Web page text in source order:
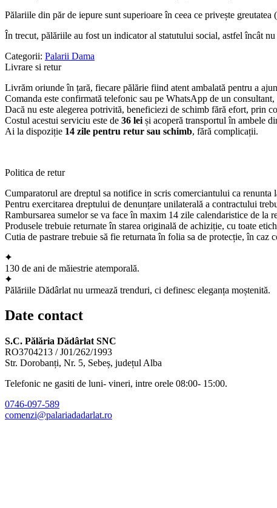
Pălariile din păr de iepure sunt superioare în ceea ce privește
În trecut, pălăriile au fost un indicator al statutului social, astfel încât
Categorii: Palarii Dama
Livrare si retur
Livrăm oriunde în țară, fiecare pălărie fiind atent ambalată pentru a
Comanda este confirmată telefonic sau pe WhatsApp de un
Dacă nu este alegerea potrivită, beneficiezi de schimb fără efort, prin
Costul acestui serviciu este de 36 lei și acoperă transportul în ambele
Ai la dispoziție 14 zile pentru retur sau schimb, fără complicații.
Politica de retur
Cumparatorul are dreptul sa notifice in scris comerciantului ca
Pentru exercitarea dreptului de denunțare unilaterală a contractului
Rambursarea sumelor se va face în maxim 14 zile calendaristice de
Produsele trebuie returnate în starea originală de achiziție, cu toate
Cutia de pastrare trebuie să fie returnata în folia sa de protecție, în caz
130 de ani de măiestrie atemporală.
Pălăriile Dădârlat nu urmează trenduri, ci definesc eleganța moștenită.
Date contact
S.C. Pălăria Dădârlat SNC
RO3704213 / J01/262/1993
Str. Dorobanți, Nr. 5, Sebeș, județul Alba
Telefonic ne gasiti de luni- vineri, intre orele 08:00- 15:00.
0746-097-589
comenzi@palariadadarlat.ro